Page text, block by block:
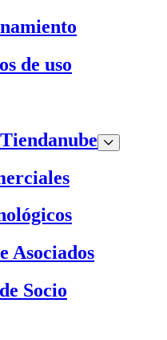
de uso
Asociados
Socio